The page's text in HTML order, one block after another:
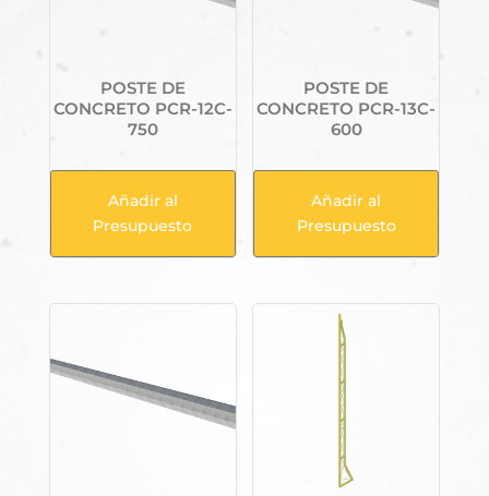
POSTE DE
CONCRETO PCR-12C-
750
Añadir al
Presupuesto
POSTE DE
CONCRETO PCR-13C-
600
Añadir al
Presupuesto